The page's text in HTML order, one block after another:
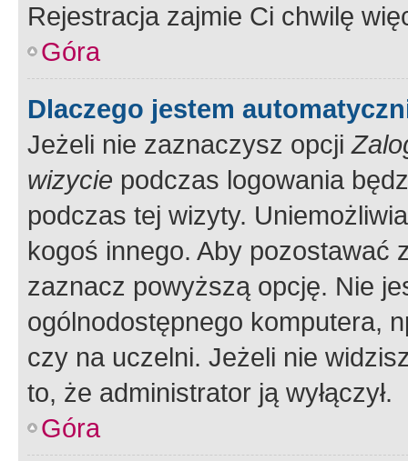
Rejestracja zajmie Ci chwilę
Góra
Dlaczego jestem
Jeżeli nie zaznaczysz opcji
wizycie podczas logowania
podczas tej wizyty.
kogoś innego. Aby pozostawać
zaznacz powyższą opcję. Nie
ogólnodostępnego komputera,
czy na uczelni. Jeżeli nie
to, że administrator ją wyłączył.
Góra